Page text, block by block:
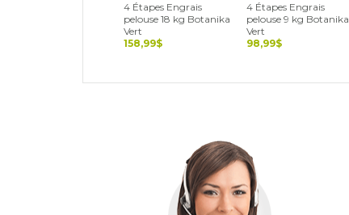
4 Étapes Engrais
pelouse 18 kg Botanika
Vert
158,99$
4 Étapes Engrais
pelouse 9 kg Botanika
Vert
98,99$